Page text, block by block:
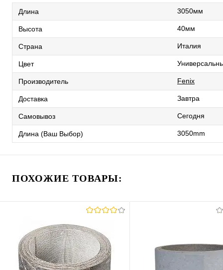
Длина 3050мм
Высота 40мм
Страна Италия
Цвет
Производитель Fenix
Доставка Завтра
Самовывоз Сегодня
Длина (Ваш Выбор) 3050mm
ПОХОЖИЕ ТОВАРЫ: